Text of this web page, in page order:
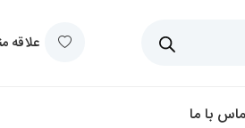
علاقه
با ما